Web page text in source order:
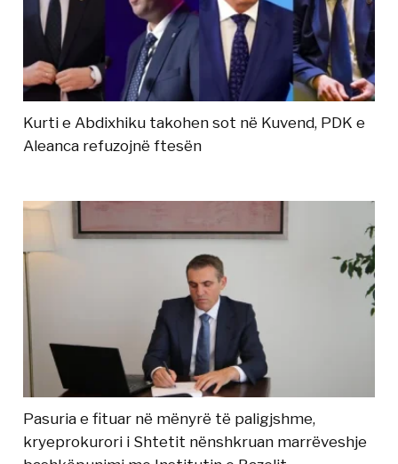
Kurti e Abdixhiku takohen sot në Kuvend, PDK e
Aleanca refuzojnë ftesën
Pasuria e fituar në mënyrë të paligjshme,
kryeprokurori i Shtetit nënshkruan marrëveshje